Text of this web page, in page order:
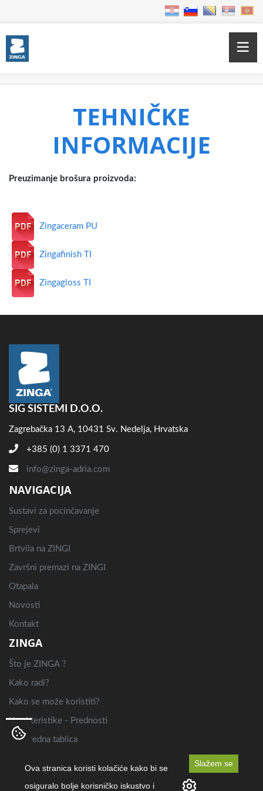
TEHNIČKE
INFORMACIJE
Preuzimanje brošura proizvoda:
Zingaceram PU
Zingafinish TI
Zingagloss TI
SIG SISTEMI D.O.O.
Zagrebačka 13 A, 10431 Sv. Nedelja, Hrvatska
+385 (0) 1 3371 470
info@zinga-adria.com
NAVIGACIJA
Sustavi za pocinčavanje
Sprejevi
Brtvila na ZINGI
Završni premazi na ZINGI
Otapala
Novosti
Kontakt
ZINGA
Što je ZINGA ?
Kako radi?
Kako se može koristiti?
Karakteristike - Prednosti
Usporedna tablica
Ova stranica koristi kolačiće kako bi se
osiguralo bolje korisničko iskustvo i
Slažem se